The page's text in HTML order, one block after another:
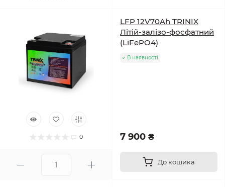
0
LFP 12V70Ah TRINIX
Літій-залізо-фосфатний
(LiFePO4)
В наявності
7 900 ₴
До кошика